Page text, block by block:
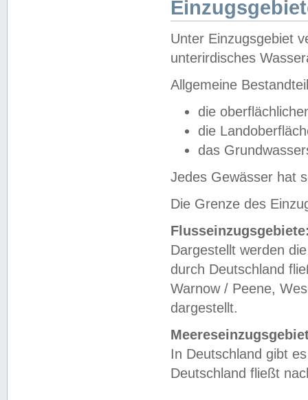
Unter Einzugsgebiet
unterirdisches
Allgemeine
die
die
das
Jedes Gewässer hat
Die Grenze des
Dargestellt werden
durch Deutschland
Warnow / Peene,
dargestellt.
In Deutschland gibt
Deutschland fließt